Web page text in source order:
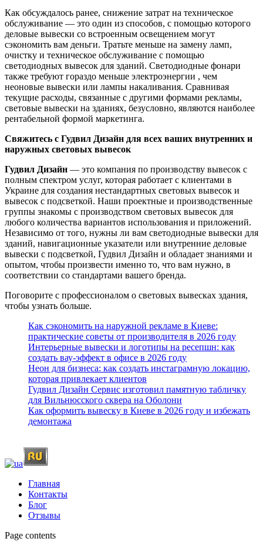
Как обсуждалось ранее, снижение затрат на техническое
обслуживание — это один из способов, с помощью которого
деловые вывески со встроенным освещением могут
сэкономить вам деньги. Тратьте меньше на замену ламп,
очистку и техническое обслуживание с помощью
светодиодных вывесок для зданий. Светодиодные фонари
также требуют гораздо меньше электроэнергии , чем
неоновые вывески или лампы накаливания. Сравнивая
текущие расходы, связанные с другими формами рекламы,
световые вывески на зданиях, безусловно, являются наиболее
рентабельной формой маркетинга.
Свяжитесь с Гудвил Дизайн для всех ваших внутренних и
наружных световых вывесок
Гудвил Дизайн — это компания по производству вывесок с
полным спектром услуг, которая работает с клиентами в
Украине для создания нестандартных световых вывесок и
вывесок с подсветкой. Наши проектные и производственные
группы знакомы с производством световых вывесок для
любого количества вариантов использования и приложений.
Независимо от того, нужны ли вам светодиодные вывески для
зданий, навигационные указатели или внутренние деловые
вывески с подсветкой, Гудвил Дизайн и обладает знаниями и
опытом, чтобы произвести именно то, что вам нужно, в
соответствии со стандартами вашего бренда.
Поговорите с профессионалом о световых вывесках здания,
чтобы узнать больше.
Как сэкономить на наружной рекламе в Киеве:
практические советы от производителя в 2026 году
Интерьерные вывески и логотипы на ресепшн: как
создать вау-эффект в офисе в 2026 году
Неон для бизнеса: как создать инстаграмную локацию,
которая привлекает клиентов
Гудвил Дизайн Сервис изготовил памятную табличку
для Вильнюсского сквера на Оболони
Как оформить вывеску в Киеве в 2026 году и избежать
демонтажа
Главная
Контакты
Блог
Отзывы
Page contents